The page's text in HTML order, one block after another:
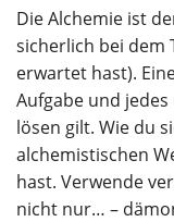
Die Alchemie ist
sicherlich bei dem
erwartet hast).
Aufgabe und jedes
lösen gilt. Wie du
alchemistischen
hast. Verwende
nicht nur… –